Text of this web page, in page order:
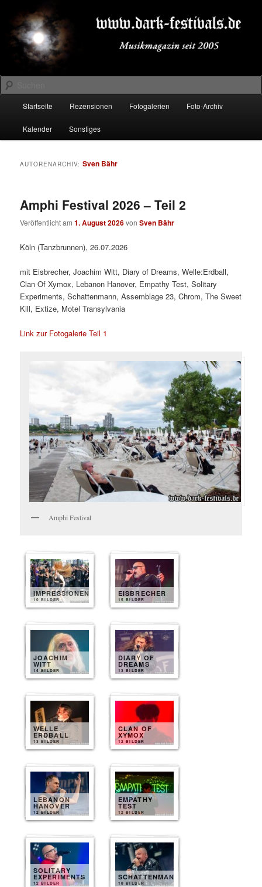
primären
Inhalt
springen
sekundären
Inhalt
springenDARK-FESTIVALS.DE
Suchen
Startseite Rezensionen Fotogalerien Foto-Archiv
Kalender Sonstiges
AUTORENARCHIV:Sven Bähr
Amphi Festival 2026 – Teil 2
Veröffentlicht am1. August 2026vonSven Bähr
Köln (Tanzbrunnen), 26.07.2026
mit Eisbrecher, Joachim Witt, Diary of Dreams, Welle:Erdball,
Clan Of Xymox, Lebanon Hanover, Empathy Test, Solitary
Experiments, Schattenmann, Assemblage 23, Chrom, The Sweet
Kill, Extize, Motel Transylvania
Link zur Fotogalerie Teil 1
Amphi Festival
IMPRESSIONEN
10 BILDER
EISBRECHER
15 BILDER
JOACHIM
WITT
14 BILDER
DIARY OF
DREAMS
13 BILDER
WELLE
ERDBALL
13 BILDER
CLAN OF
XYMOX
12 BILDER
LEBANON
HANOVER
12 BILDER
EMPATHY
TEST
12 BILDER
SOLITARY
EXPERIMENTS
12 BILDER
SCHATTENMANN
10 BILDER